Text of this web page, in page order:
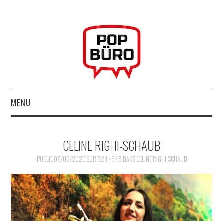
MENU
MUSIQUESACTUELLES.NET
GABBA GABBA HEY !
LES LABELS
CELINE RIGHI-SCHAUB
PUBLIÉ08/03/2020SUR 824 × 546 DANSCELINE RIGHI-SCHAUB